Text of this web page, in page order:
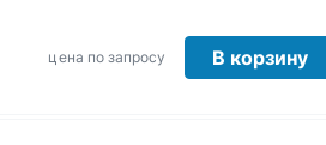
цена по запросу В корзину